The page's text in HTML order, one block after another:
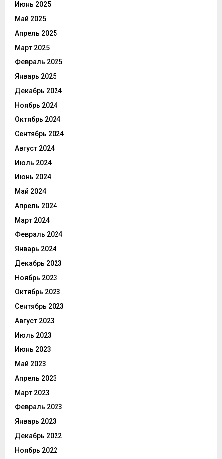
Июнь 2025
Май 2025
Апрель 2025
Март 2025
Февраль 2025
Январь 2025
Декабрь 2024
Ноябрь 2024
Октябрь 2024
Сентябрь 2024
Август 2024
Июль 2024
Июнь 2024
Май 2024
Апрель 2024
Март 2024
Февраль 2024
Январь 2024
Декабрь 2023
Ноябрь 2023
Октябрь 2023
Сентябрь 2023
Август 2023
Июль 2023
Июнь 2023
Май 2023
Апрель 2023
Март 2023
Февраль 2023
Январь 2023
Декабрь 2022
Ноябрь 2022